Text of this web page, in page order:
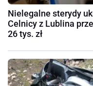
Nielegalne sterydy
Celnicy z Lublina
26 tys. zł